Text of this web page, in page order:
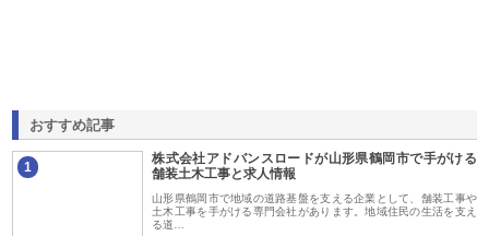
おすすめ記事
1
株式会社アドバンスロードが山形県鶴岡市で手がける
舗装土木工事と求人情報
山形県鶴岡市で地域の道路基盤を支える企業として、舗装工事や
土木工事を手がける専門会社があります。地域住民の生活を支え
る道…